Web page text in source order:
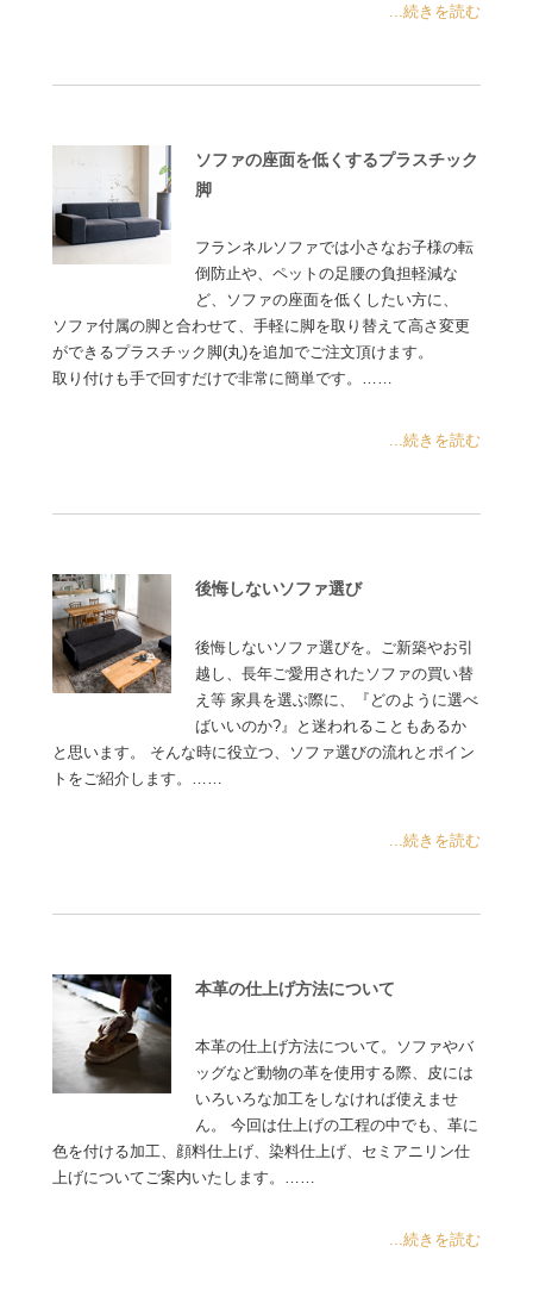
...続きを読む
ソファの座面を低くするプラスチック
脚
フランネルソファでは小さなお子様の転
倒防止や、ペットの足腰の負担軽減な
ど、ソファの座面を低くしたい方に、
ソファ付属の脚と合わせて、手軽に脚を取り替えて高さ変更
ができるプラスチック脚(丸)を追加でご注文頂けます。
取り付けも手で回すだけで非常に簡単です。……
...続きを読む
後悔しないソファ選び
後悔しないソファ選びを。ご新築やお引
越し、長年ご愛用されたソファの買い替
え等 家具を選ぶ際に、『どのように選べ
ばいいのか?』と迷われることもあるか
と思います。 そんな時に役立つ、ソファ選びの流れとポイン
トをご紹介します。……
...続きを読む
本革の仕上げ方法について
本革の仕上げ方法について。ソファやバ
ッグなど動物の革を使用する際、皮には
いろいろな加工をしなければ使えませ
ん。 今回は仕上げの工程の中でも、革に
色を付ける加工、顔料仕上げ、染料仕上げ、セミアニリン仕
上げについてご案内いたします。……
...続きを読む